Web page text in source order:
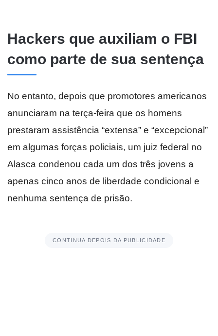
Hackers que auxiliam o FBI
como parte de sua sentença
No entanto, depois que promotores americanos
anunciaram na terça-feira que os homens
prestaram assistência “extensa” e “excepcional”
em algumas forças policiais, um juiz federal no
Alasca condenou cada um dos três jovens a
apenas cinco anos de liberdade condicional e
nenhuma sentença de prisão.
CONTINUA DEPOIS DA PUBLICIDADE